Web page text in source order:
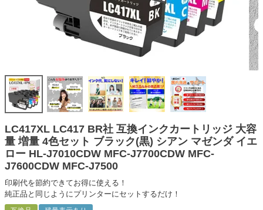
記事を探す
お客様の声
ご利用ガイド
よくある質問
会員専用商品
説明書ダウンロード
LC417XL LC417 BR社 互換インクカートリッジ 大容
量 増量 4色セット ブラック(黒) シアン マゼンダ イエ
ロー HL-J7010CDW MFC-J7700CDW MFC-
J7600CDW MFC-J7500
印刷代を節約できてお得に使える！
純正品と同じようにプリンターにセットするだけ！